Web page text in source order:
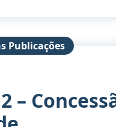
Publicações
–